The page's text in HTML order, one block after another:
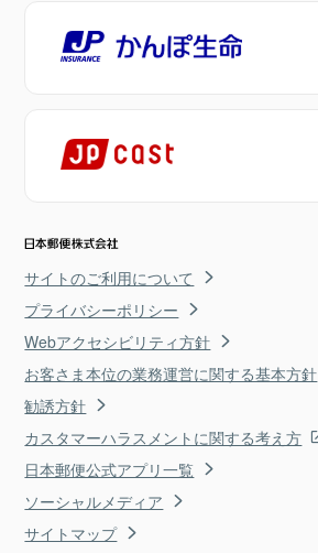
サイトのご利用について
プライバシーポリシー
Webアクセシビリティ方針
お客さま本位の業務運営に関する基本方針
勧誘方針
カスタマーハラスメントに関する考え方
日本郵便公式アプリ一覧
ソーシャルメディア
サイトマップ